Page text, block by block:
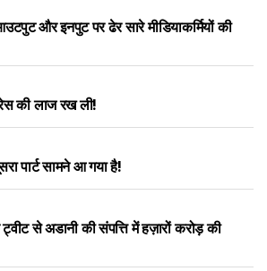
और इनपुट पर ढेर सारे मीडियाकर्मियों की
की लाज रख ली!
पार्ट सामने आ गया है!
से अडानी की संपत्ति में हज़ारों करोड़ की